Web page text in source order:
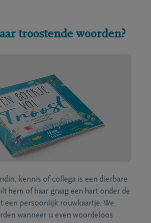
troostende woorden?
kennis of collega is een dierbare
hem of haar graag een hart onder de
een persoonlijk rouwkaartje. We
wanneer u even woordeloos